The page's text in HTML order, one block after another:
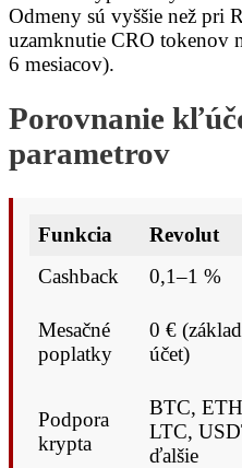
Odmeny sú vyššie než pri
uzamknutie CRO tokenov
6 mesiacov).
Porovnanie
parametrov
Funkcia Revolut
Cashback
0,1–1 %
Mesačné
poplatky
0 €
účet)
Podpora
krypta
BTC,
LTC,
ďalšie